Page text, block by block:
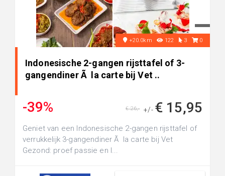
+20.0km 122 3 0
Indonesische 2-gangen rijsttafel of 3-
gangendiner Ã la carte bij Vet ..
-39% +/- € 15,95
€ 26,-
Geniet van een Indonesische 2-gangen rijsttafel of
verrukkelijk 3-gangendiner Ã la carte bij Vet
Gezond: proef passie en l...